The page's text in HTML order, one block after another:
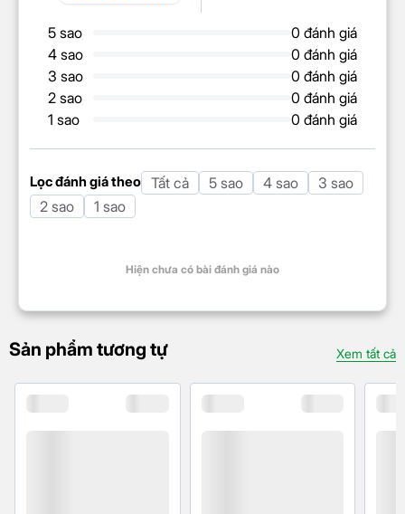
5 sao
0 đánh giá
4 sao
0 đánh giá
3 sao
0 đánh giá
2 sao
0 đánh giá
1 sao
0 đánh giá
Lọc đánh giá theo Tất cả 5 sao 4 sao
3 sao
2 sao
1 sao
Hiện chưa có bài đánh giá nào
Sản phẩm tương tự Xem tất cả